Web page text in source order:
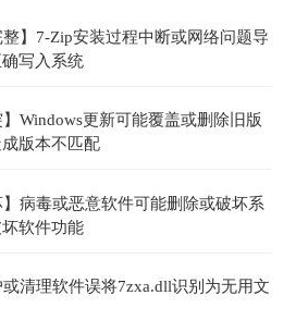
整】7-Zip安装过程中断或网络问题导
写入系统
】Windows更新可能覆盖或删除旧版
版本不匹配
】病毒或恶意软件可能删除或破坏系
软件功能
或清理软件误将7zxa.dll识别为无用文